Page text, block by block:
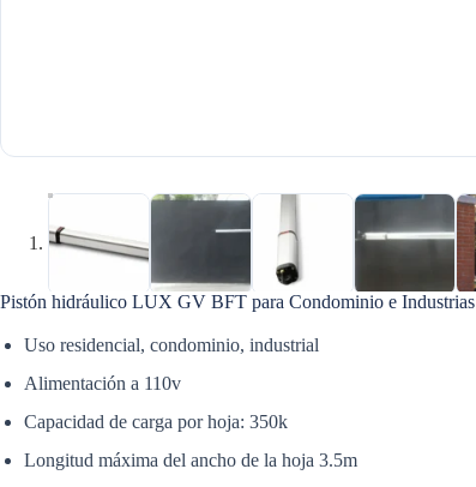
Pistón hidráulico LUX GV BFT para Condominio e Industrias
Uso residencial, condominio, industrial
Alimentación a 110v
Capacidad de carga por hoja: 350k
Longitud máxima del ancho de la hoja 3.5m